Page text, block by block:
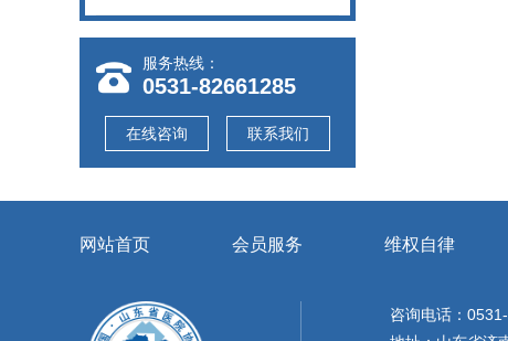
服务热线：
0531-82661285
在线咨询 联系我们
网站首页 会员服务 维权自律
咨询电话：